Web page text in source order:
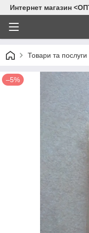
Интернет магазин
Товари та послуги
–5%